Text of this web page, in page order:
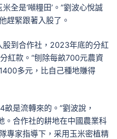
全是‘噸糧田’。”劉波心悅誠
趕緊跟著入股了。
到合作社，2023年底的分紅
紅款。“刨除每畝700元農資
多元，比自己種地賺得
是流轉來的。”劉波說，
合作社的耕地在中國農業科
專家指導下，采用玉米密植精